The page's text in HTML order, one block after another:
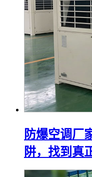
防爆空调厂
阱，找到真